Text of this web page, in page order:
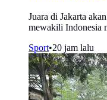
Juara di Jakarta
mewakili Indonesia
Sport•20 jam lalu